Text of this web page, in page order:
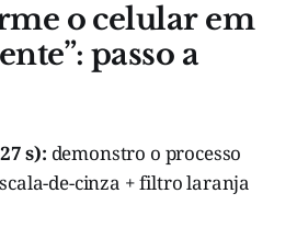
o celular em
passo a
s): demonstro o processo
de-cinza + filtro laranja